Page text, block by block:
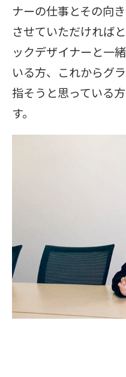
ナーの仕事とその向
させていただければ
ックデザイナーと一
いる方、これからグ
指そうと思っている
す。